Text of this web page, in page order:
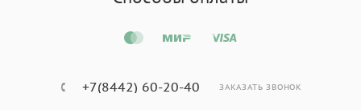
+7(8442) 60-20-40 ЗАКАЗАТЬ ЗВОНОК